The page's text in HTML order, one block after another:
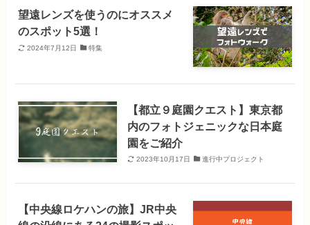
望遠レンズを使うのにオススメ
のスポット5選！
2024年7月12日 特集
【都立９庭園クエスト】東京都
内のフォトジェニックな日本庭
園をご紹介
2023年10月17日 進行中プロジェクト
【中央線ロケハンの旅】JR中央